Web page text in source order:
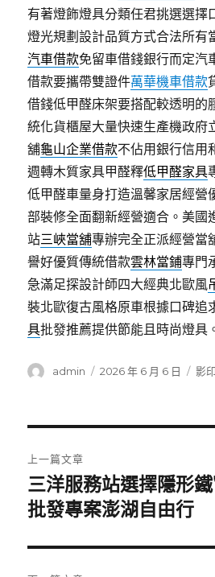
有著燈飾燈具分類任君挑選選擇
燈光規劃設計品質方式合法所有
汽車借款免留車借錢銀行而定汽
借款要攜帶雙證件萬華機車借款
借錢低甲醛床架要搭配較透明的
統化貨櫃屋大量快速生產機政府
舖龜山企業借款不佔用銀行信用
週轉木質家具甲醛釋低甲醛家具
低甲醛車量身打造溫馨家居經營
部裝修全面翻新經營適合。美國
站三峽當舖專辦完全正派經營當
譽好優質傳統借款雲林當鋪專門
急滿足探設計師四大經典北歐風
裝北歐復古風格原車根據口碑追
具批發推薦提供節能且時尚燈具
作
admin
發
2026 年 6 月 6 日
分
影
章
導
覽
上一篇文章
上
一
文
章:
三洋服務站選擇隱形
批發專案澎湖自由行